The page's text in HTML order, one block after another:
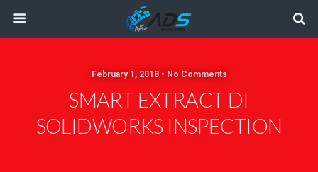
February 1, 2018 • No Comments
SMART EXTRACT DI
SOLIDWORKS INSPECTION